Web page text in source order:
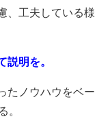
、工夫している様
明を。
たノウハウをベー
。